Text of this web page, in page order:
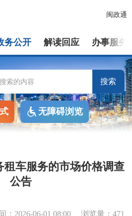
闽政通
务公开 解读回应 办事服务
搜索
无障碍浏览
租车服务的市场价格调查
公告
：2026-06-01 08:00 浏览量：471